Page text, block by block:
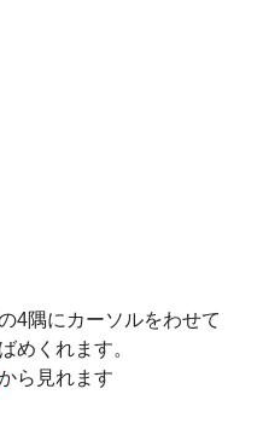
4隅にカーソルをわせて
めくれます。
ら見れます